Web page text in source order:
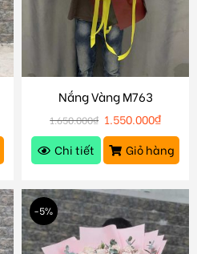
Nắng Vàng M763
1.650.000₫ 1.550.000₫
Chi tiết
Giỏ hàng
-5%